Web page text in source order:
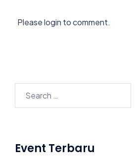
Please login to comment.
for:
Event Terbaru